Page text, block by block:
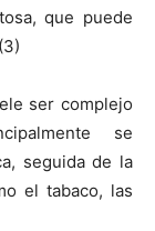
que puede
ser complejo
se
seguida de la
el tabaco, las